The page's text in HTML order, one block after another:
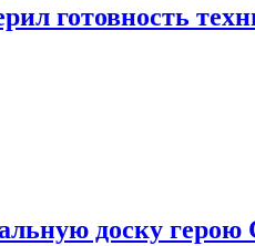
готовность
доску